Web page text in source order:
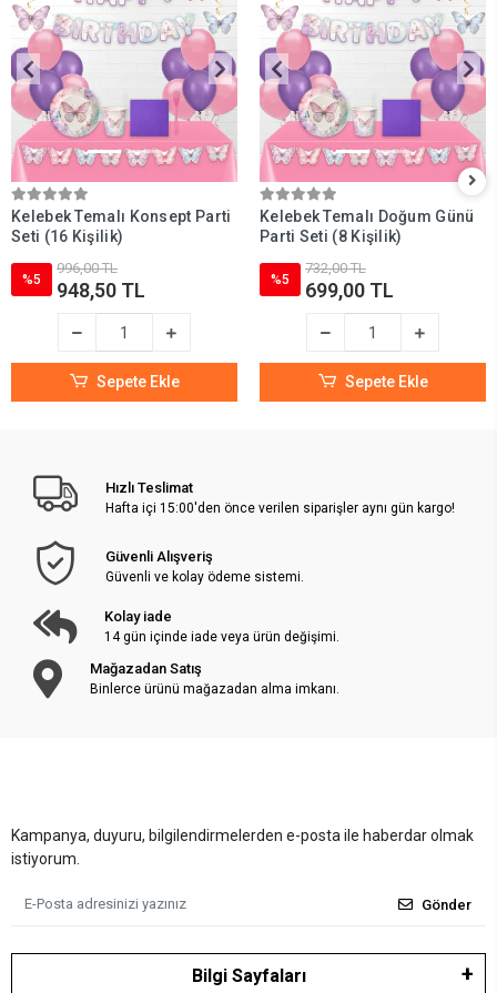
Kelebek Temalı Konsept Parti
Seti (16 Kişilik)
%5
996,00 TL
948,50 TL
Sepete Ekle
Kelebek Temalı Doğum Günü
Parti Seti (8 Kişilik)
%5
732,00 TL
699,00 TL
Sepete Ekle
Hızlı Teslimat
Hafta içi 15:00'den önce verilen siparişler aynı gün kargo!
Güvenli Alışveriş
Güvenli ve kolay ödeme sistemi.
Kolay iade
14 gün içinde iade veya ürün değişimi.
Mağazadan Satış
Binlerce ürünü mağazadan alma imkanı.
Kampanya, duyuru, bilgilendirmelerden e-posta ile haberdar olmak
istiyorum.
Gönder
Bilgi Sayfaları